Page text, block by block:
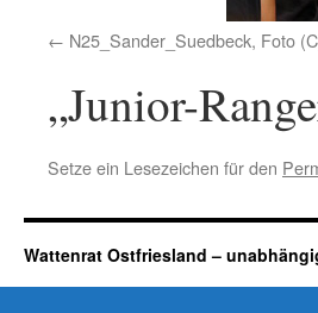
N25_Sander_Suedbeck, Foto
„Junior-
Setze ein Lesezeichen für den
Wattenrat Ostfriesland –